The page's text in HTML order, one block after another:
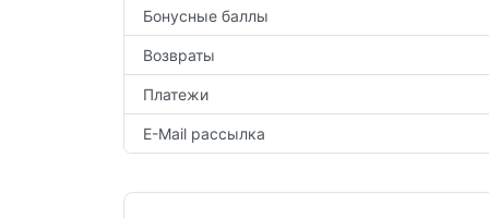
Бонусные баллы
Возвраты
Платежи
E-Mail рассылка